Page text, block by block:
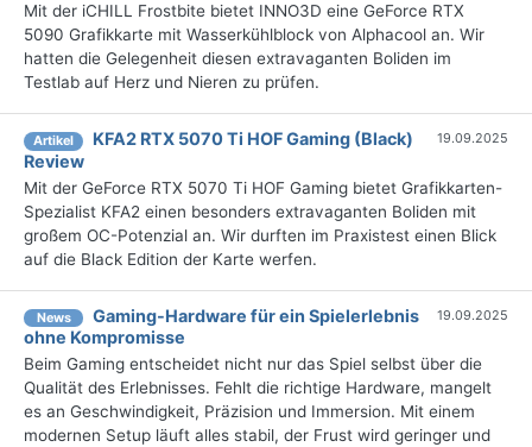
Mit der iCHILL Frostbite bietet INNO3D eine GeForce RTX
5090 Grafikkarte mit Wasserkühlblock von Alphacool an. Wir
hatten die Gelegenheit diesen extravaganten Boliden im
Testlab auf Herz und Nieren zu prüfen.
Artikel
KFA2 RTX 5070 Ti HOF Gaming (Black)
Review
19.09.2025
Mit der GeForce RTX 5070 Ti HOF Gaming bietet Grafikkarten-
Spezialist KFA2 einen besonders extravaganten Boliden mit
großem OC-Potenzial an. Wir durften im Praxistest einen Blick
auf die Black Edition der Karte werfen.
News
Gaming-Hardware für ein Spielerlebnis
ohne Kompromisse
19.09.2025
Beim Gaming entscheidet nicht nur das Spiel selbst über die
Qualität des Erlebnisses. Fehlt die richtige Hardware, mangelt
es an Geschwindigkeit, Präzision und Immersion. Mit einem
modernen Setup läuft alles stabil, der Frust wird geringer und